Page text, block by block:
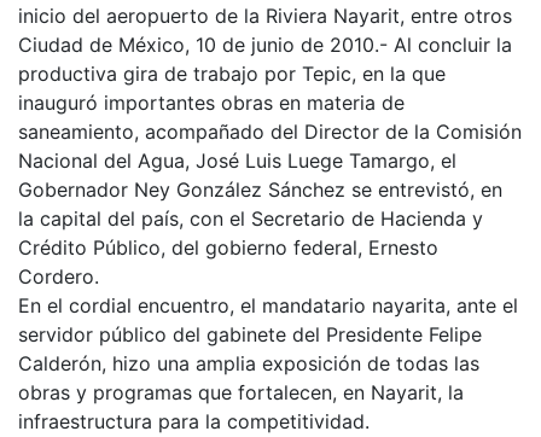
inicio del aeropuerto de la Riviera Nayarit, entre otros
Ciudad de México, 10 de junio de 2010.- Al concluir la
productiva gira de trabajo por Tepic, en la que
inauguró importantes obras en materia de
saneamiento, acompañado del Director de la Comisión
Nacional del Agua, José Luis Luege Tamargo, el
Gobernador Ney González Sánchez se entrevistó, en
la capital del país, con el Secretario de Hacienda y
Crédito Público, del gobierno federal, Ernesto
Cordero.
En el cordial encuentro, el mandatario nayarita, ante el
servidor público del gabinete del Presidente Felipe
Calderón, hizo una amplia exposición de todas las
obras y programas que fortalecen, en Nayarit, la
infraestructura para la competitividad.